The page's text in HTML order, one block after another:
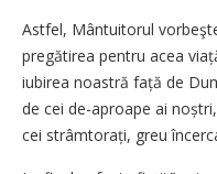
Astfel, Mântuitorul
pregătirea pentru acea
iubirea noastră față de
de cei de-aproape ai
cei strâmtorați, greu